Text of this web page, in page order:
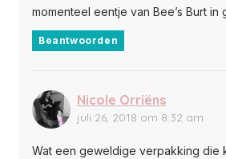
momenteel eentje van Bee’s Burt in
Beantwoorden
Nicole Orriëns
juli 26, 2018 om 8:32 am
Wat een geweldige verpakking die